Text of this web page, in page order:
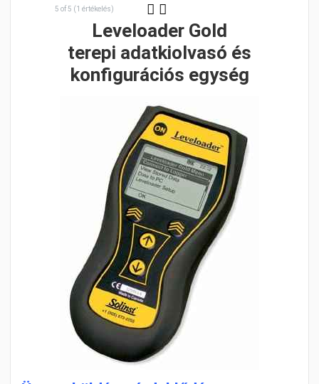
5 of 5 (1 értékelés)
Leveloader Gold
terepi adatkiolvasó és
konfigurációs egység